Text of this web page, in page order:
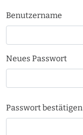
Benutzername
Neues Passwort
Passwort bestätigen